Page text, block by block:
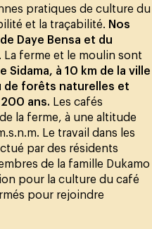
pratiques de culture du
et la traçabilité. Nos
Daye Bensa et du
La ferme et le moulin sont
Sidama, à 10 km de la ville
de forêts naturelles et
200 ans. Les cafés
la ferme, à une altitude
Le travail dans les
par des résidents
de la famille Dukamo
pour la culture du café
pour rejoindre